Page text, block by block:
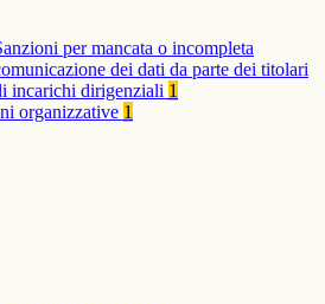
per mancata o incompleta
dei dati da parte dei titolari
incarichi dirigenziali 1
organizzative 1